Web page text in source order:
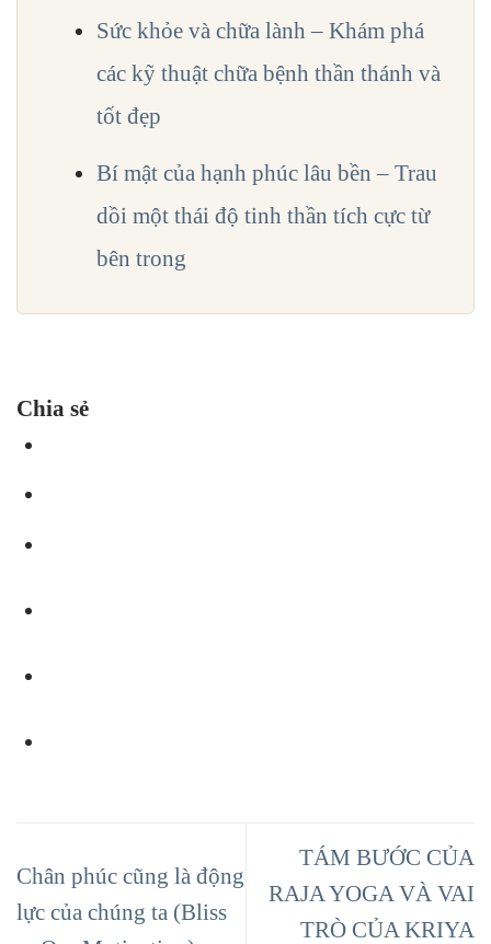
Sức khỏe và chữa lành – Khám phá
các kỹ thuật chữa bệnh thần thánh và
tốt đẹp
Bí mật của hạnh phúc lâu bền – Trau
dồi một thái độ tinh thần tích cực từ
bên trong
Chia sẻ
Chân phúc cũng là động
lực của chúng ta (Bliss
TÁM BƯỚC CỦA
RAJA YOGA VÀ VAI
TRÒ CỦA KRIYA